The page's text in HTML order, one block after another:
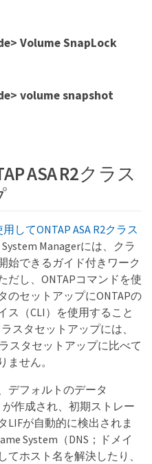
Volume SnapLock
volume snapshot
ASA R2クラス
してONTAP ASA R2クラス
Managerには、クラ
始できるガイド付きワーク
だし、ONTAPコマンドを使
のセットアップにONTAPの
ス（CLI）を使用すること
スタセットアップには、
スタセットアップに比べて
せん。
デフォルトのデータ
が作成され、初期ストレー
LIFが自動的に検出されま
System（DNS；ドメイ
ホスト名を解決したり、